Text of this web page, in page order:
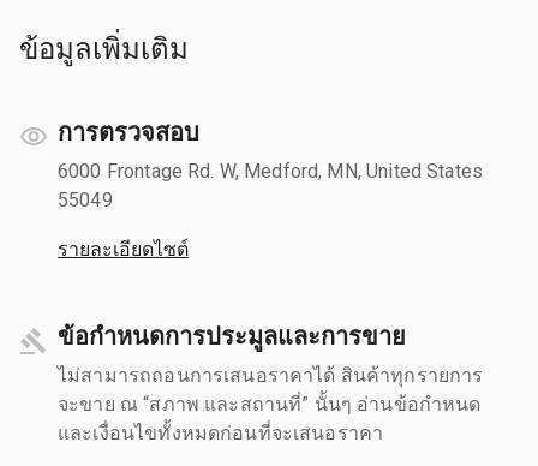
ข้อมูลเพิ่มเติม
การตรวจสอบ
6000 Frontage Rd. W, Medford, MN, United States
55049
รายละเอียดไซต์
ข้อกำหนดการประมูลและการขาย
ไม่สามารถถอนการเสนอราคาได้ สินค้าทุกรายการ
จะขาย ณ “สภาพ และสถานที่” นั้นๆ อ่านข้อกำหนด
และเงื่อนไขทั้งหมดก่อนที่จะเสนอราคา